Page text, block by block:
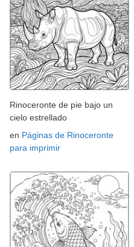
Rinoceronte de pie bajo un
cielo estrellado
en Páginas de Rinoceronte
para imprimir